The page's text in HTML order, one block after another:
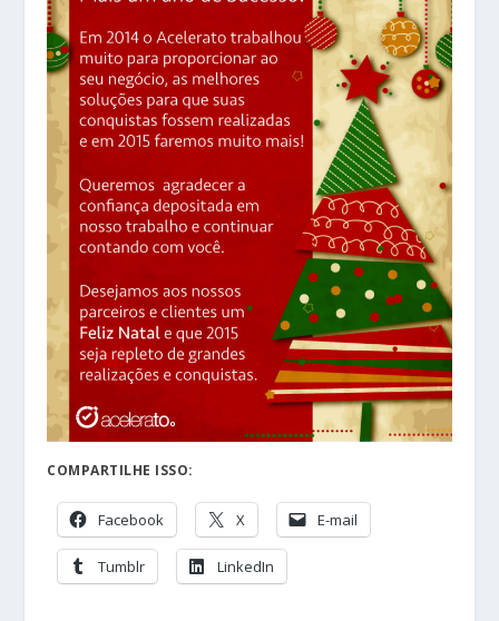
COMPARTILHE ISSO:
Facebook X E-mail
Tumblr LinkedIn